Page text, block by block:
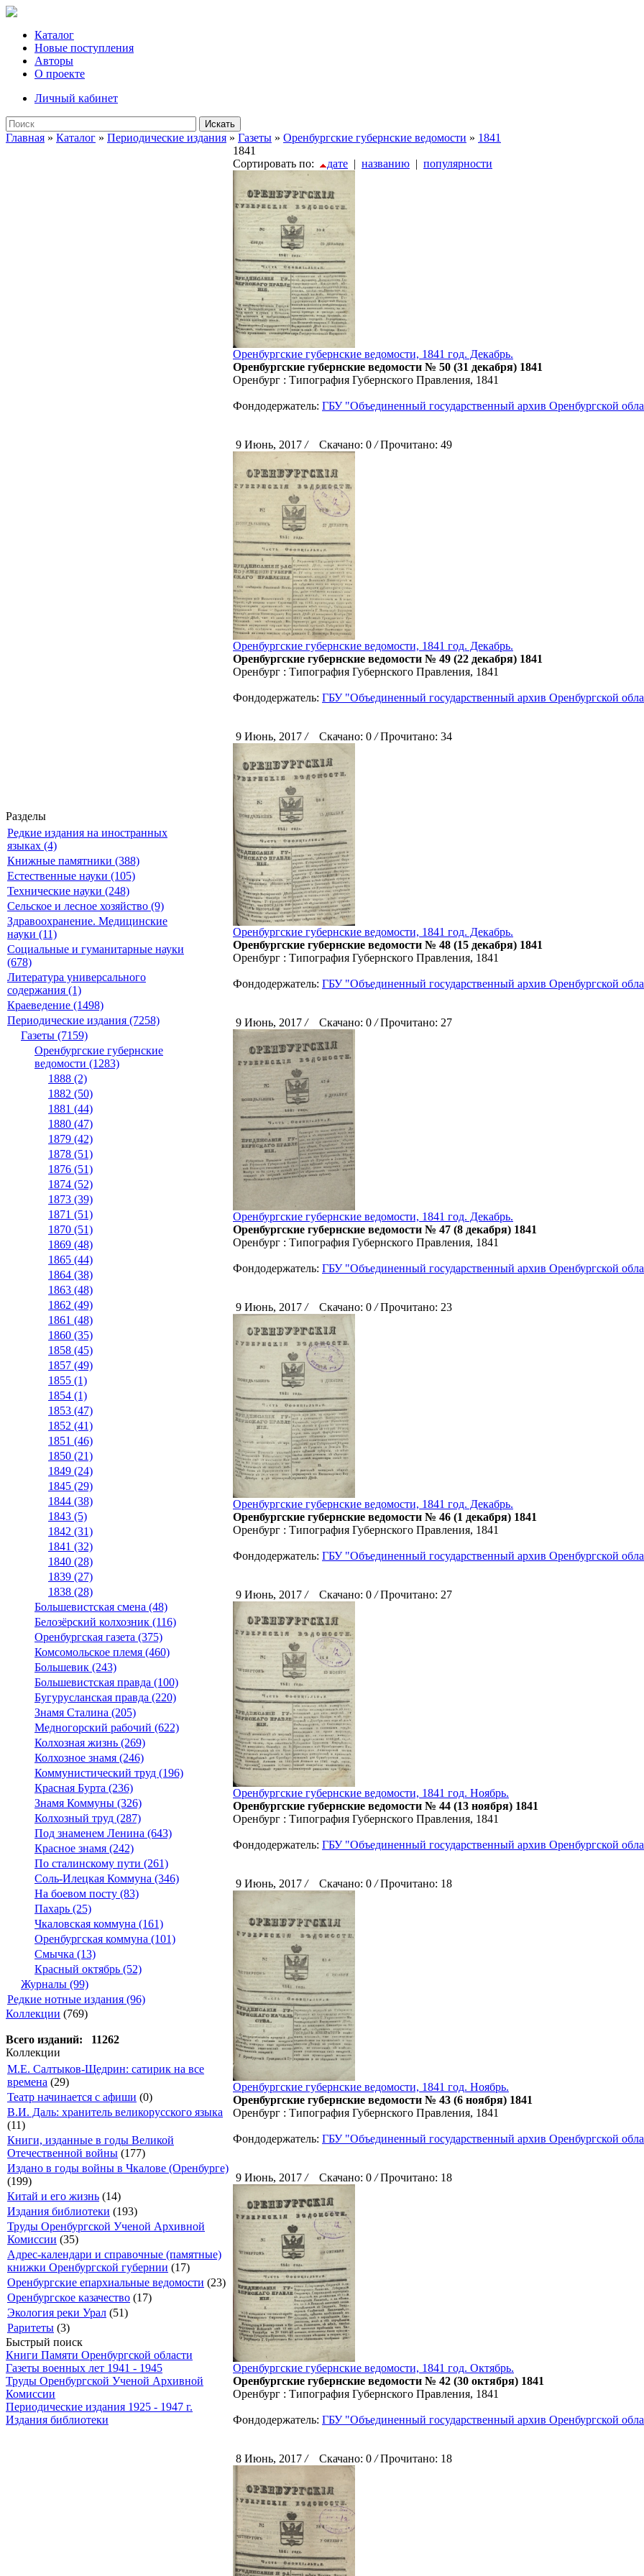
Каталог
Новые поступления
Авторы
О проекте
Личный кабинет
Искать
Главная » Каталог » Периодические издания » Газеты » Оренбургские губернские ведомости » 1841
Разделы
Редкие издания на иностранных
языках (4)
Книжные памятники (388)
Естественные науки (105)
Технические науки (248)
Сельское и лесное хозяйство (9)
Здравоохранение. Медицинские
науки (11)
Социальные и гуманитарные науки
(678)
Литература универсального
содержания (1)
Краеведение (1498)
Периодические издания (7258)
Газеты (7159)
Оренбургские губернские
ведомости (1283)
1888 (2)
1882 (50)
1881 (44)
1880 (47)
1879 (42)
1878 (51)
1876 (51)
1874 (52)
1873 (39)
1871 (51)
1870 (51)
1869 (48)
1865 (44)
1864 (38)
1863 (48)
1862 (49)
1861 (48)
1860 (35)
1858 (45)
1857 (49)
1855 (1)
1854 (1)
1853 (47)
1852 (41)
1851 (46)
1850 (21)
1849 (24)
1845 (29)
1844 (38)
1843 (5)
1842 (31)
1841 (32)
1840 (28)
1839 (27)
1838 (28)
Большевистская смена (48)
Белозёрский колхозник (116)
Оренбургская газета (375)
Комсомольское племя (460)
Большевик (243)
Большевистская правда (100)
Бугурусланская правда (220)
Знамя Сталина (205)
Медногорский рабочий (622)
Колхозная жизнь (269)
Колхозное знамя (246)
Коммунистический труд (196)
Красная Бурта (236)
Знамя Коммуны (326)
Колхозный труд (287)
Под знаменем Ленина (643)
Красное знамя (242)
По сталинскому пути (261)
Соль-Илецкая Коммуна (346)
На боевом посту (83)
Пахарь (25)
Чкаловская коммуна (161)
Оренбургская коммуна (101)
Смычка (13)
Красный октябрь (52)
Журналы (99)
Редкие нотные издания (96)
Коллекции (769)
Всего изданий: 11262
Коллекции
М.Е. Салтыков-Щедрин: сатирик на все
времена (29)
Театр начинается с афиши (0)
В.И. Даль: хранитель великорусского языка
(11)
Книги, изданные в годы Великой
Отечественной войны (177)
Издано в годы войны в Чкалове (Оренбурге)
(199)
Китай и его жизнь (14)
Издания библиотеки (193)
Труды Оренбургской Ученой Архивной
Комиссии (35)
Адрес-календари и справочные (памятные)
книжки Оренбургской губернии (17)
Оренбургские епархиальные ведомости (23)
Оренбургское казачество (17)
Экология реки Урал (51)
Раритеты (3)
Быстрый поиск
Книги Памяти Оренбургской области
Газеты военных лет 1941 - 1945
Труды Оренбургской Ученой Архивной
Комиссии
Периодические издания 1925 - 1947 г.
Издания библиотеки
1841
Сортировать по:
дате | названию | популярности
Оренбургские губернские ведомости, 1841 год. Декабрь.
Оренбургские губернские ведомости № 50 (31 декабря) 1841
Оренбург : Типография Губернского Правления, 1841
Фондодержатель: ГБУ "Объединенный государственный архив Оренбургской
9 Июнь, 2017 /Скачано: 0 /Прочитано: 49
Оренбургские губернские ведомости, 1841 год. Декабрь.
Оренбургские губернские ведомости № 49 (22 декабря) 1841
Оренбург : Типография Губернского Правления, 1841
Фондодержатель: ГБУ "Объединенный государственный архив Оренбургской
9 Июнь, 2017/Скачано: 0/Прочитано: 34
Оренбургские губернские ведомости, 1841 год. Декабрь.
Оренбургские губернские ведомости № 48 (15 декабря) 1841
Оренбург : Типография Губернского Правления, 1841
Фондодержатель: ГБУ "Объединенный государственный архив Оренбургской
9 Июнь, 2017 /Скачано: 0 /Прочитано: 27
Оренбургские губернские ведомости, 1841 год. Декабрь.
Оренбургские губернские ведомости № 47 (8 декабря) 1841
Оренбург : Типография Губернского Правления, 1841
Фондодержатель: ГБУ "Объединенный государственный архив Оренбургской
9 Июнь, 2017 /Скачано: 0 /Прочитано: 23
Оренбургские губернские ведомости, 1841 год. Декабрь.
Оренбургские губернские ведомости № 46 (1 декабря) 1841
Оренбург : Типография Губернского Правления, 1841
Фондодержатель: ГБУ "Объединенный государственный архив Оренбургской
9 Июнь, 2017 /Скачано: 0 /Прочитано: 27
Оренбургские губернские ведомости, 1841 год. Ноябрь.
Оренбургские губернские ведомости № 44 (13 ноября) 1841
Оренбург : Типография Губернского Правления, 1841
Фондодержатель: ГБУ "Объединенный государственный архив Оренбургской
9 Июнь, 2017 /Скачано: 0 /Прочитано: 18
Оренбургские губернские ведомости, 1841 год. Ноябрь.
Оренбургские губернские ведомости № 43 (6 ноября) 1841
Оренбург : Типография Губернского Правления, 1841
Фондодержатель: ГБУ "Объединенный государственный архив Оренбургской
9 Июнь, 2017 /Скачано: 0 /Прочитано: 18
Оренбургские губернские ведомости, 1841 год. Октябрь.
Оренбургские губернские ведомости № 42 (30 октября) 1841
Оренбург : Типография Губернского Правления, 1841
Фондодержатель: ГБУ "Объединенный государственный архив Оренбургской
8 Июнь, 2017 /Скачано: 0 /Прочитано: 18